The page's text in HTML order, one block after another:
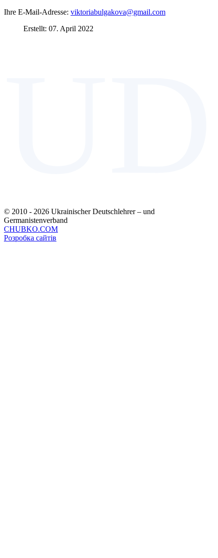
Ihre E-Mail-Adresse: viktoriabulgakova@gmail.com
Erstellt: 07. April 2022
© 2010 - 2026 Ukrainischer Deutschlehrer – und
Germanistenverband
CHUBKO.COM
Розробка сайтів